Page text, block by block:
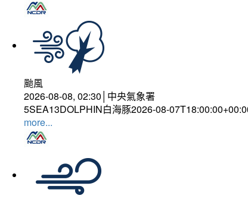
颱風
2026-08-08, 02:30│中央氣象署
5SEA13DOLPHIN白海豚2026-08-
more...